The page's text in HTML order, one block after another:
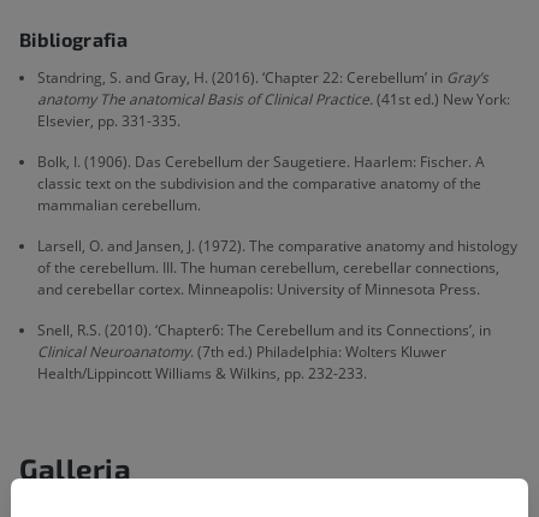
Bibliografia
Standring, S. and Gray, H. (2016). ‘Chapter 22: Cerebellum’ in Gray’s
anatomy The anatomical Basis of Clinical Practice.(41st ed.) New York:
Elsevier, pp. 331-335.
Bolk, I. (1906). Das Cerebellum der Saugetiere. Haarlem: Fischer. A
classic text on the subdivision and the comparative anatomy of the
mammalian cerebellum.
Larsell, O. and Jansen, J. (1972). The comparative anatomy and histology
of the cerebellum. III. The human cerebellum, cerebellar connections,
and cerebellar cortex. Minneapolis: University of Minnesota Press.
Snell, R.S. (2010). ‘Chapter6: The Cerebellum and its Connections’, in
Clinical Neuroanatomy. (7th ed.) Philadelphia: Wolters Kluwer
Health/Lippincott Williams & Wilkins, pp. 232-233.
Galleria